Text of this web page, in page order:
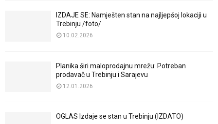
IZDAJE SE: Namješten stan na najljepšoj lokaciji u
Trebinju /foto/
10.02.2026
Planika širi maloprodajnu mrežu: Potreban
prodavač u Trebinju i Sarajevu
12.01.2026
OGLAS Izdaje se stan u Trebinju (IZDATO)